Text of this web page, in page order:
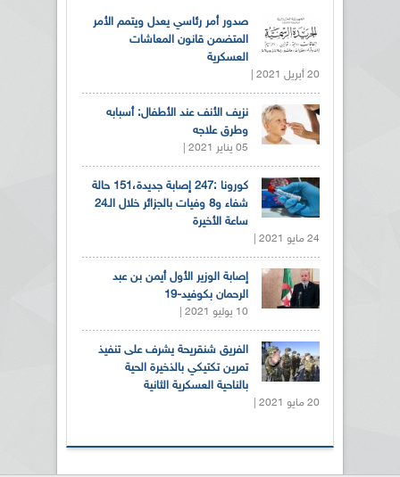
صدور أمر رئاسي يعدل ويتمم الأمر
المتضمن قانون المعاشات
العسكرية
20 أبريل 2021 |
نزيف الأنف عند الأطفال: أسبابه
وطرق علاجه
05 يناير 2021 |
كورونا :247 إصابة جديدة،151 حالة
شفاء و8 وفيات بالجزائر خلال الـ24
ساعة الأخيرة
24 مايو 2021 |
إصابة الوزير الأول أيمن بن عبد
الرحمان بكوفيد-19
10 يوليو 2021 |
الفريق شنقريحة يشرف على تنفيذ
تمرين تكتيكي بالذخيرة الحية
بالناحية العسكرية الثانية
20 مايو 2021 |